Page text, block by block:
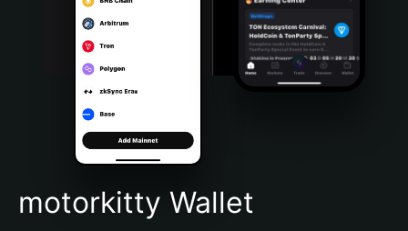
Bahasa Indonesia
Português (Brasil)
Español (Argentina)
motorkitty Wallet